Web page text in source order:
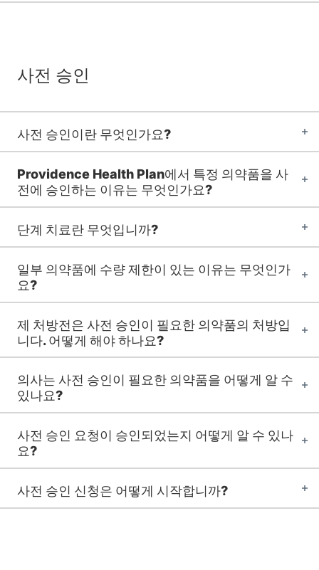
사전 승인
사전 승인이란 무엇인가요?
Providence Health Plan에서 특정 의약품을 사
전에 승인하는 이유는 무엇인가요?
단계 치료란 무엇입니까?
일부 의약품에 수량 제한이 있는 이유는 무엇인가
요?
제 처방전은 사전 승인이 필요한 의약품의 처방입
니다. 어떻게 해야 하나요?
의사는 사전 승인이 필요한 의약품을 어떻게 알 수
있나요?
사전 승인 요청이 승인되었는지 어떻게 알 수 있나
요?
사전 승인 신청은 어떻게 시작합니까?